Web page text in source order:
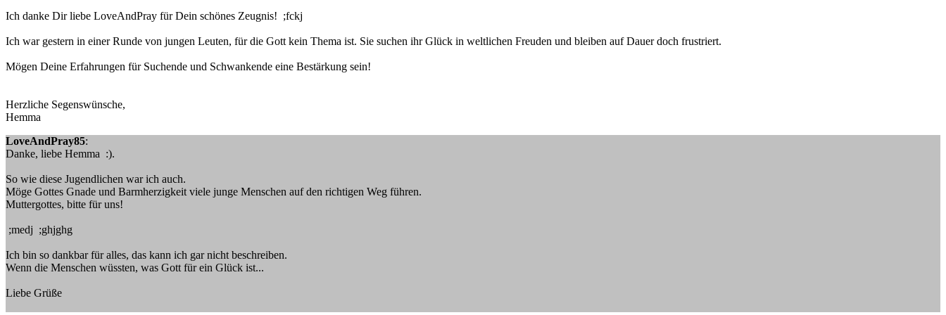
Ich danke Dir liebe LoveAndPray für Dein schönes Zeugnis! ;fckj
Ich war gestern in einer Runde von jungen Leuten, für die Gott kein Thema ist. Sie suchen ihr Glück in weltlichen Freuden und bleiben auf Dauer doch frustriert.
Mögen Deine Erfahrungen für Suchende und Schwankende eine Bestärkung sein!
Herzliche Segenswünsche,
Hemma
LoveAndPray85:
Danke, liebe Hemma :).
So wie diese Jugendlichen war ich auch.
Möge Gottes Gnade und Barmherzigkeit viele junge Menschen auf den richtigen Weg führen.
Muttergottes, bitte für uns!
;medj ;ghjghg
Ich bin so dankbar für alles, das kann ich gar nicht beschreiben.
Wenn die Menschen wüssten, was Gott für ein Glück ist...
Liebe Grüße